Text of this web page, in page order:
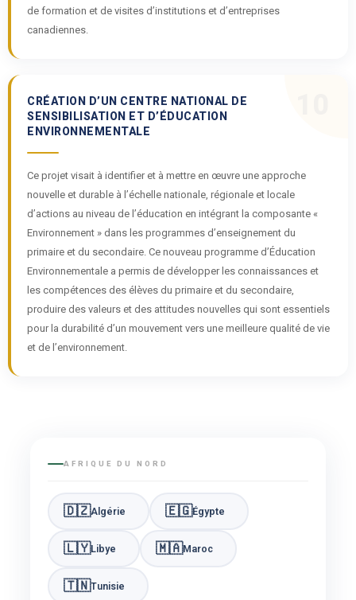
de formation et de visites d’institutions et d’entreprises
canadiennes.
CRÉATION D’UN CENTRE NATIONAL DE
SENSIBILISATION ET D’ÉDUCATION
ENVIRONNEMENTALE
Ce projet visait à identifier et à mettre en œuvre une approche
nouvelle et durable à l’échelle nationale, régionale et locale
d’actions au niveau de l’éducation en intégrant la composante «
Environnement » dans les programmes d’enseignement du
primaire et du secondaire. Ce nouveau programme d’Éducation
Environnementale a permis de développer les connaissances et
les compétences des élèves du primaire et du secondaire,
produire des valeurs et des attitudes nouvelles qui sont essentiels
pour la durabilité d’un mouvement vers une meilleure qualité de vie
et de l’environnement.
AFRIQUE DU NORD
🇩🇿Algérie 🇪🇬Égypte
🇱🇾Libye 🇲🇦Maroc
🇹🇳Tunisie